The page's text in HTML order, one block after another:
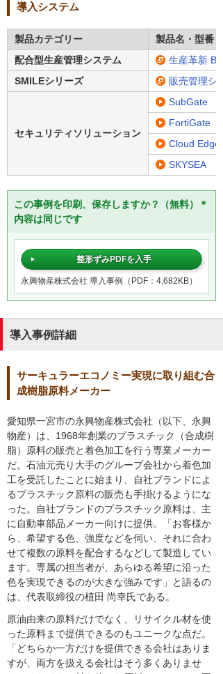
導入システム
製品カテゴリー
製品名・型番
配合型生産管理システム
生産革新
SMILEシリーズ
販売管理シ
セキュリティソリューション
SubGate
FortiGate
Cloud Edge
SKYSEA
この事例を印刷、保存しますか？（無料）＊
内容は同じです
整形ずみPDFを入手
永興物産株式会社 導入事例（PDF：4,682KB）
導入事例詳細
サーキュラーエコノミー実現に取り組む合
成樹脂原料メーカー
愛知県一宮市の永興物産株式会社（以下、永興
物産）は、1968年創業のプラスチック（合成樹
脂）原料の販売と着色加工を行う専業メーカー
だ。石油元売り大手のグループ会社から着色加
工を受託したことに始まり、自社ブランドによ
るプラスチック原料の販売も手掛けるようにな
った。自社ブランドのプラスチック原料は、主
に自動車部品メーカー向けに提供。「お客様か
ら、希望する色、強度などを伺い、それに合わ
せて複数の原料を配合するなどして製造してい
ます。専属の担当者が、あらゆる希望に沿った
色を実現できるのが大きな強みです」と語るの
は、代表取締役の植田 尚幸氏である。
原油由来の原料だけでなく、リサイクル材を使
った原料まで提供できるのもユニークな点だ。
「どちらか一方だけを提供できる会社はありま
すが、両方を扱える会社はそう多くありませ